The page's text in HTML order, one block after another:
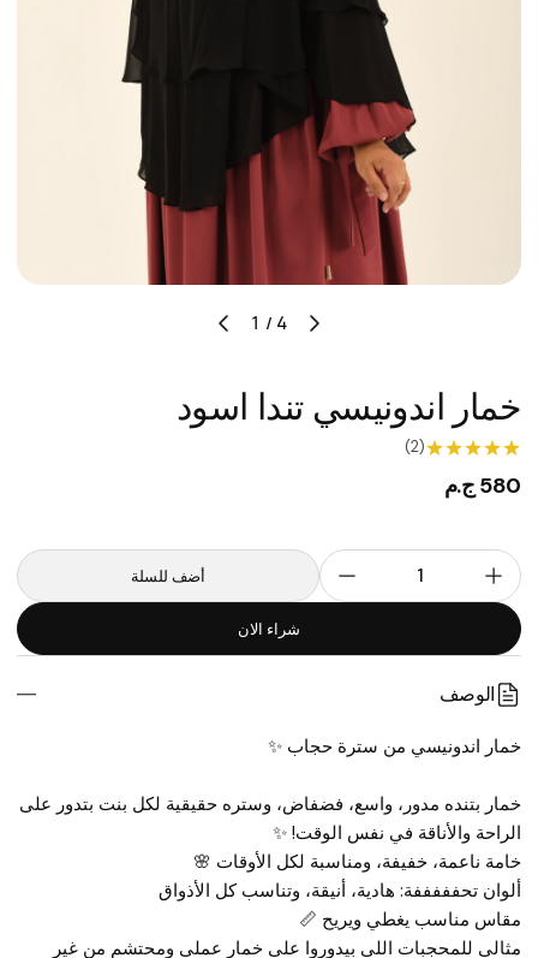
⁦1 / 4⁩
خمار اندونيسي تندا اسود
(2)
580 ج.م
شراء الان
أضف للسلة 1
الوصف
خمار اندونيسي من سترة حجاب ✨
الراحة والأناقة في نفس الوقت! ✨
خامة ناعمة، خفيفة، ومناسبة لكل الأوقات 🌸
ألوان تحفففففة: هادية، أنيقة، وتناسب كل الأذواق
مقاس مناسب يغطي ويريح 📏